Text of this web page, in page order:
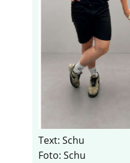
Text: Schu
Foto: Schu